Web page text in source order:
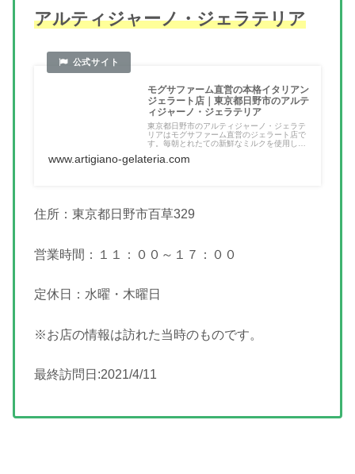
アルティジャーノ・ジェラテリア
モグサファーム直営の本格イタリアン
ジェラート店｜東京都日野市のアルテ
ィジャーノ・ジェラテリア
東京都日野市のアルティジャーノ・ジェラテ
リアはモグサファーム直営のジェラート店で
す。毎朝とれたての新鮮なミルクを使用し
www.artigiano-gelateria.com
住所：東京都日野市百草329
営業時間：１１：００～１７：００
定休日：水曜・木曜日
※お店の情報は訪れた当時のものです。
最終訪問日:2021/4/11